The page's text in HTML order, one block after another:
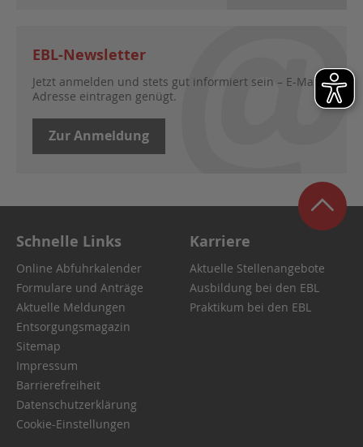
EBL-Newsletter
Jetzt anmelden und stets gut informiert sein – E-Mail
Adresse eintragen genügt.
Zur Anmeldung
Schnelle Links
Online Abfuhrkalender
Formulare und Anträge
Aktuelle Meldungen
Entsorgungsmagazin
Sitemap
Impressum
Barrierefreiheit
Datenschutzerklärung
Cookie-Einstellungen
Karriere
Aktuelle Stellenangebote
Ausbildung bei den EBL
Praktikum bei den EBL